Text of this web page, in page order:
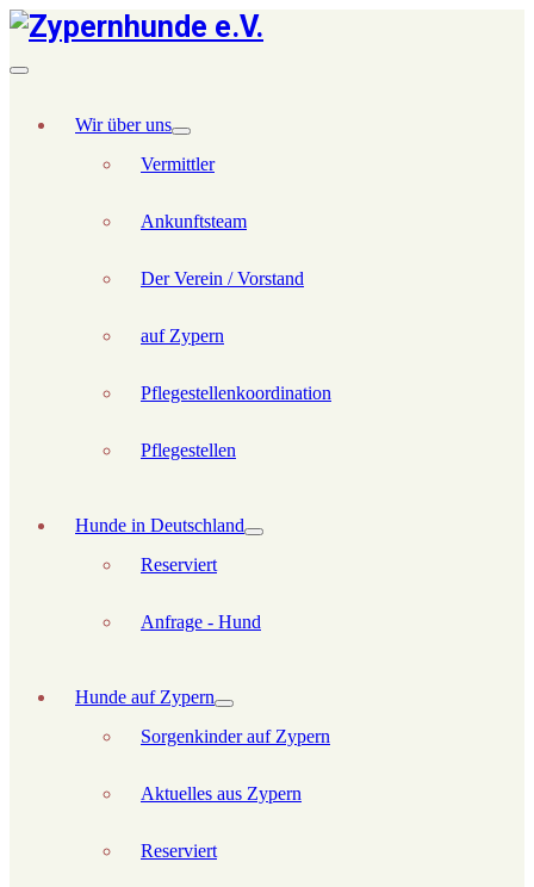
Wir über uns
Vermittler
Ankunftsteam
Der Verein / Vorstand
auf Zypern
Pflegestellenkoordination
Pflegestellen
Hunde in Deutschland
Reserviert
Anfrage - Hund
Hunde auf Zypern
Sorgenkinder auf Zypern
Aktuelles aus Zypern
Reserviert